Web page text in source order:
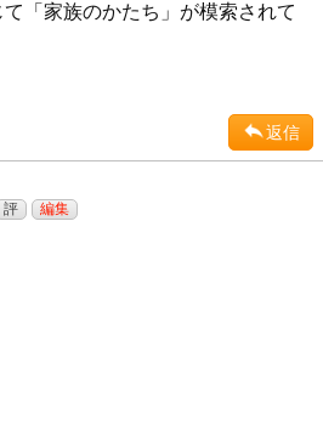
「家族のかたち」が模索されて
返信